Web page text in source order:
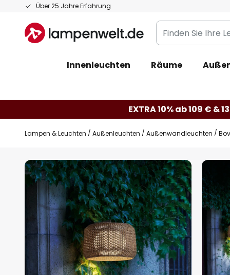
Über 25 Jahre Erfahrung
Zum
springen
Finden
Sie
Leuchte...
Innenleuchten Räume
EXTRA 10% ab 109 € &
Lampen & Leuchten Außenleuchten Außenwandleuchten
Zum
Ende
der
Bildgalerie
springen